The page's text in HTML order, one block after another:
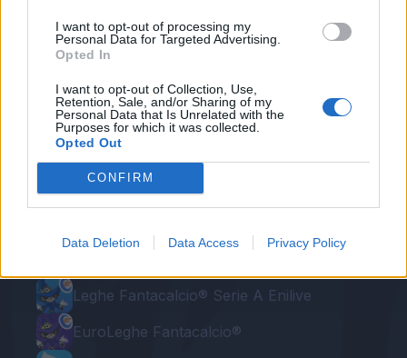
I want to opt-out of processing my
Personal Data for Targeted Advertising.
Opted In
I want to opt-out of Collection, Use,
Retention, Sale, and/or Sharing of my
Personal Data that Is Unrelated with the
Purposes for which it was collected.
Opted Out
CONFIRM
Data Deletion Data Access Privacy Policy
Redazione Fantacalcio.it
Leghe Fantacalcio® Serie A Enilive
EuroLeghe Fantacalcio®